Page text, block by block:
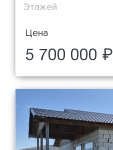
Этажей
Цена
5 700 000 ₽